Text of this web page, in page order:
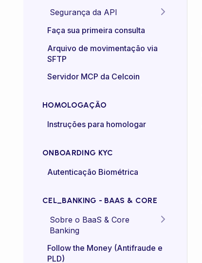
Segurança da API
Idempotência das APIs
Certificado mTLS
control)
Faça sua primeira consulta
Arquivo de movimentação via
SFTP
Servidor MCP da Celcoin
HOMOLOGAÇÃO
Instruções para homologar
ONBOARDING KYC
Autenticação Biométrica
CEL_BANKING - BAAS & CORE
Sobre o BaaS & Core
Banking
FAQs
Follow the Money (Antifraude e
PLD)